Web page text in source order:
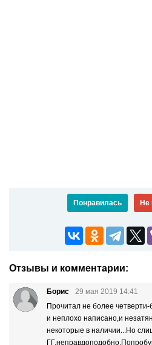
Понравилась Не
Отзывы и комментарии:
Борис
29 мая 2019 14:41
Прочитал не более
и неплохо написано,и
некоторые в наличии...Но